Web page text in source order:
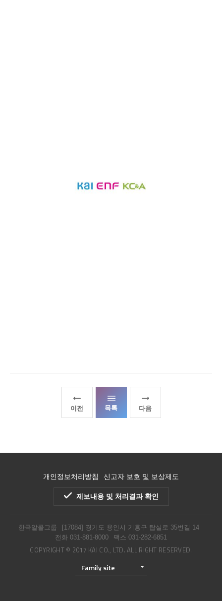
이전 목록 다음
개인정보처리방침 신고자 보호 및 보상제도
제보내용 및 처리결과 확인
한국알콜그룹
[17084] 경기도 용인시 기흥구 탑실로 35번길 14
전화 031-881-8000 팩스 031-282-6851
COPYRIGHT © 2017 KAI CO., LTD. ALL RIGHT RESERVED.